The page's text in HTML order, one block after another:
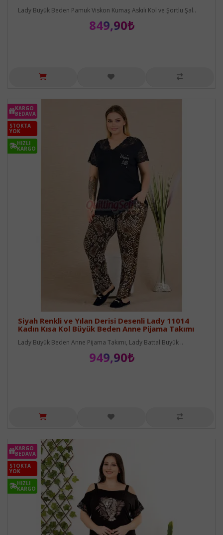
Lady Büyük Beden Pamuk Viskon Kumaş Askılı Kol ve Şortlu Şal..
849,90₺
KARGO
BEDAVA
STOKTA
YOK
HIZLI
KARGO
Siyah Renkli ve Yılan Derisi Desenli Lady 11014
Kadın Kısa Kol Büyük Beden Anne Pijama Takımı
Lady Büyük Beden Anne Pijama Takımı, Lady Battal Büyük ..
949,90₺
KARGO
BEDAVA
STOKTA
YOK
HIZLI
KARGO